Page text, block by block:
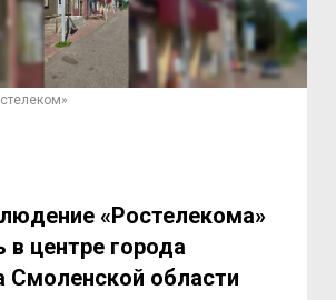
«Ростелекома»
в центре города
области